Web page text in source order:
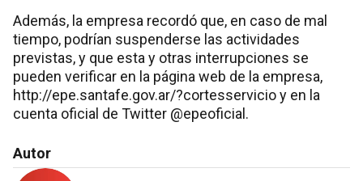
Además, la empresa recordó que, en caso de mal
tiempo, podrían suspenderse las actividades
previstas, y que esta y otras interrupciones se
pueden verificar en la página web de la empresa,
http://epe.santafe.gov.ar/?cortesservicio y en la
cuenta oficial de Twitter @epeoficial.
Autor